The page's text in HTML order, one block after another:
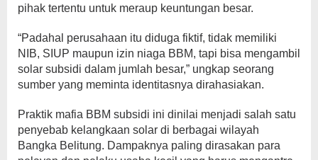
pihak tertentu untuk meraup keuntungan besar.
“Padahal perusahaan itu diduga fiktif, tidak memiliki
NIB, SIUP maupun izin niaga BBM, tapi bisa mengambil
solar subsidi dalam jumlah besar,” ungkap seorang
sumber yang meminta identitasnya dirahasiakan.
Praktik mafia BBM subsidi ini dinilai menjadi salah satu
penyebab kelangkaan solar di berbagai wilayah
Bangka Belitung. Dampaknya paling dirasakan para